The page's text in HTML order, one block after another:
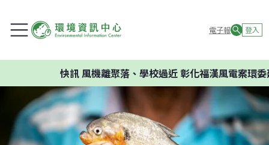
電子報 登入
風機離聚落、學校過近 彰化福漢風電案環委建議不應